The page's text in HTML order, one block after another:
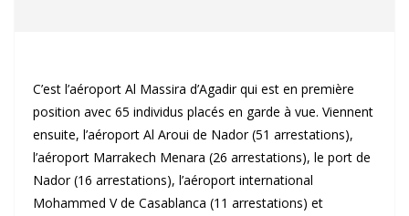
C’est l’aéroport Al Massira d’Agadir qui est en première
position avec 65 individus placés en garde à vue. Viennent
ensuite, l’aéroport Al Aroui de Nador (51 arrestations),
l’aéroport Marrakech Menara (26 arrestations), le port de
Nador (16 arrestations), l’aéroport international
Mohammed V de Casablanca (11 arrestations) et